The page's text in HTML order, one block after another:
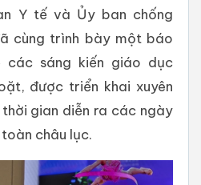
Y tế và Ủy ban chống
cùng trình bày một báo
các sáng kiến ​​giáo dục
được triển khai xuyên
gian diễn ra các ngày
châu lục.